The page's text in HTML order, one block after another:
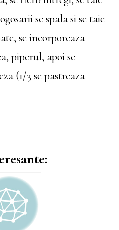
se spala si se taie
se incorporeaza
piperul, apoi se
(1/3 se pastreaza